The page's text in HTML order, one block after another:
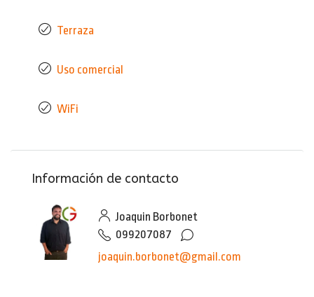
Terraza
Uso comercial
WiFi
Información de contacto
Joaquin Borbonet
099207087
joaquin.borbonet@gmail.com